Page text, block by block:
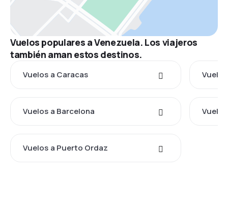
Vuelos populares a Venezuela. Los viajeros
también aman estos destinos.
Vuelos a Caracas
Vuelos a Barcelona
Vuelos a Puerto Ordaz